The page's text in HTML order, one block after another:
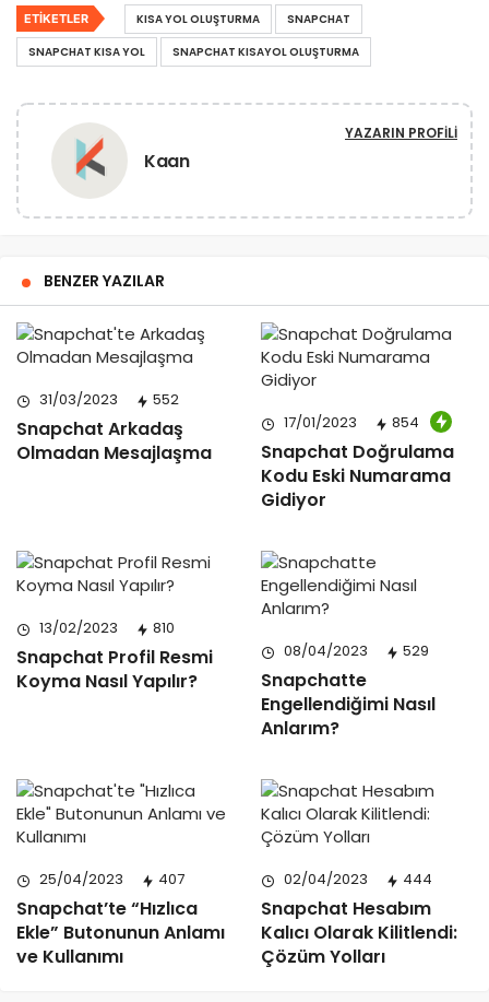
ETIKETLER KISA YOL OLUŞTURMA
SNAPCHAT
SNAPCHAT KISA YOL
SNAPCHAT KISAYOL OLUŞTURMA
Kaan
YAZARIN PROFILI
BENZER YAZILAR
31/03/2023 552
Snapchat Arkadaş
Olmadan Mesajlaşma
17/01/2023 854
Snapchat Doğrulama
Kodu Eski Numarama
Gidiyor
13/02/2023 810
Snapchat Profil Resmi
Koyma Nasıl Yapılır?
08/04/2023 529
Snapchatte
Engellendiğimi Nasıl
Anlarım?
25/04/2023 407
Snapchat’te “Hızlıca
Ekle” Butonunun Anlamı
ve Kullanımı
02/04/2023 444
Snapchat Hesabım
Kalıcı Olarak Kilitlendi:
Çözüm Yolları